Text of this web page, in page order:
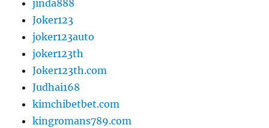
jinda888
Joker123
joker123auto
joker123th
Joker123th.com
Judhai168
kimchibetbet.com
kingromans789.com